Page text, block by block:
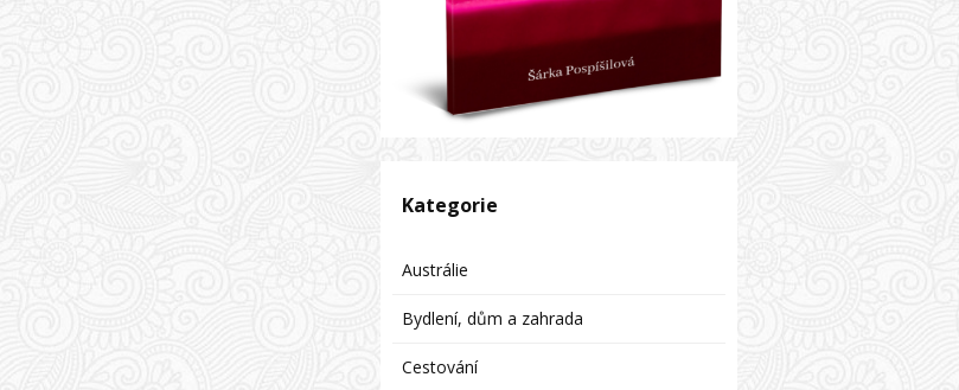
Kategorie
Austrálie
Bydlení, dům a zahrada
Cestování